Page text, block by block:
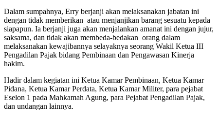
Dalam sumpahnya, Erry berjanji akan melaksanakan jabatan ini
dengan tidak memberikan atau menjanjikan barang sesuatu kepada
siapapun. Ia berjanji juga akan menjalankan amanat ini dengan jujur,
saksama, dan tidak akan membeda-bedakan orang dalam
melaksanakan kewajibannya selayaknya seorang Wakil Ketua III
Pengadilan Pajak bidang Pembinaan dan Pengawasan Kinerja
hakim.
Hadir dalam kegiatan ini Ketua Kamar Pembinaan, Ketua Kamar
Pidana, Ketua Kamar Perdata, Ketua Kamar Militer, para pejabat
Eselon 1 pada Mahkamah Agung, para Pejabat Pengadilan Pajak,
dan undangan lainnya.